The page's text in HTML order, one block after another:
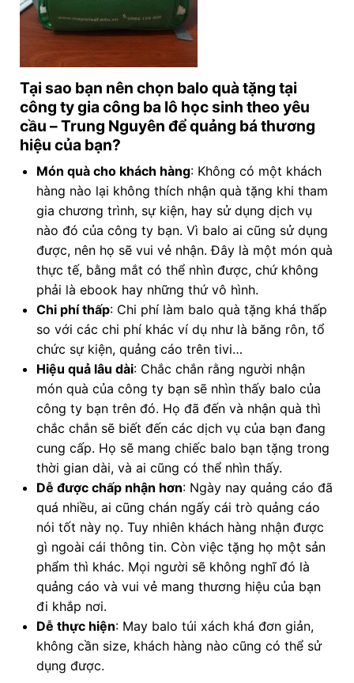
Tại sao bạn nên chọn balo quà tặng tại
công ty gia công ba lô học sinh theo yêu
cầu – Trung Nguyên để quảng bá thương
hiệu của bạn?
Món quà cho khách hàng: Không có một khách
hàng nào lại không thích nhận quà tặng khi tham
gia chương trình, sự kiện, hay sử dụng dịch vụ
nào đó của công ty bạn. Vì balo ai cũng sử dụng
được, nên họ sẽ vui vẻ nhận. Đây là một món quà
thực tế, bằng mắt có thể nhìn được, chứ không
phải là ebook hay những thứ vô hình.
Chi phí thấp: Chi phí làm balo quà tặng khá thấp
so với các chi phí khác ví dụ như là băng rôn, tổ
chức sự kiện, quảng cáo trên tivi…
Hiệu quả lâu dài: Chắc chắn rằng người nhận
món quà của công ty bạn sẽ nhìn thấy balo của
công ty bạn trên đó. Họ đã đến và nhận quà thì
chắc chắn sẽ biết đến các dịch vụ của bạn đang
cung cấp. Họ sẽ mang chiếc balo bạn tặng trong
thời gian dài, và ai cũng có thể nhìn thấy.
Dễ được chấp nhận hơn: Ngày nay quảng cáo đã
quá nhiều, ai cũng chán ngấy cái trò quảng cáo
nói tốt này nọ. Tuy nhiên khách hàng nhận được
gì ngoài cái thông tin. Còn việc tặng họ một sản
phẩm thì khác. Mọi người sẽ không nghĩ đó là
quảng cáo và vui vẻ mang thương hiệu của bạn
đi khắp nơi.
Dễ thực hiện: May balo túi xách khá đơn giản,
không cần size, khách hàng nào cũng có thể sử
dụng được.